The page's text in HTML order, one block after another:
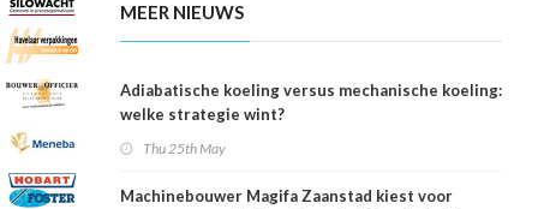
MEER NIEUWS
Adiabatische koeling versus mechanische koeling:
welke strategie wint?
Thu 25th May
Machinebouwer Magifa Zaanstad kiest voor